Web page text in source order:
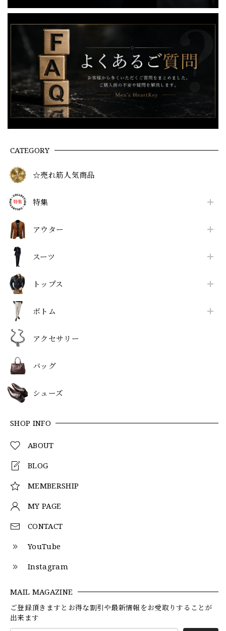
CATEGORY
☆売れ筋人気商品
特集
アウター
スーツ
トップス
ボトム
アクセサリー
バッグ
シューズ
SHOP INFO
ABOUT
BLOG
MEMBERSHIP
MY PAGE
CONTACT
YouTube
Instagram
MAIL MAGAZINE
ご登録頂きますとお得な割引や最新情報をお受取りすることが
出来ます